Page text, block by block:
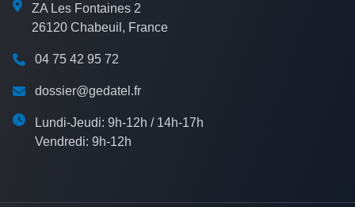
ZA Les Fontaines 2
26120 Chabeuil, France
04 75 42 95 72
dossier@gedatel.fr
Lundi-Jeudi: 9h-12h / 14h-17h
Vendredi: 9h-12h